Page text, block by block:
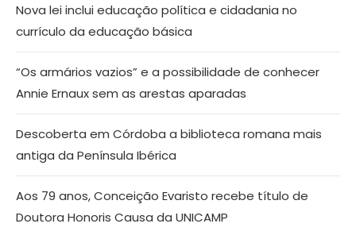
Nova lei inclui educação política e cidadania no
currículo da educação básica
“Os armários vazios” e a possibilidade de conhecer
Annie Ernaux sem as arestas aparadas
Descoberta em Córdoba a biblioteca romana mais
antiga da Península Ibérica
Aos 79 anos, Conceição Evaristo recebe título de
Doutora Honoris Causa da UNICAMP